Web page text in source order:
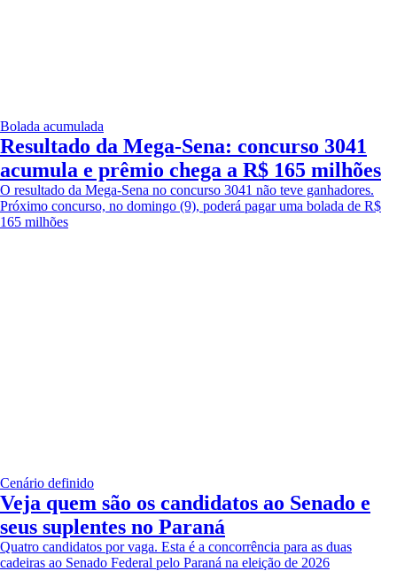
Bolada acumulada
Resultado da Mega-Sena: concurso 3041
acumula e prêmio chega a R$ 165 milhões
O resultado da Mega-Sena no concurso 3041 não teve ganhadores.
Próximo concurso, no domingo (9), poderá pagar uma bolada de R$
165 milhões
Cenário definido
Veja quem são os candidatos ao Senado e
seus suplentes no Paraná
Quatro candidatos por vaga. Esta é a concorrência para as duas
cadeiras ao Senado Federal pelo Paraná na eleição de 2026